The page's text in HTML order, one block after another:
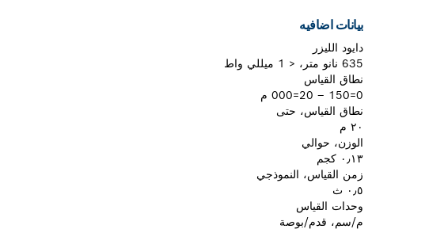
بيانات اضافيه
دايود الليزر
635 نانو متر، < 1 ميللي واط
نطاق القياس
0=150 – 20=000 م
نطاق القياس، حتى
٢٠ م
الوزن، حوالي
٠٫١٣ كجم
زمن القياس، النموذجي
٠٫٥ ث
وحدات القياس
م/سم، قدم/بوصة